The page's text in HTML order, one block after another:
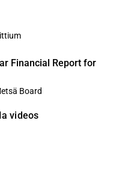
Financial Report for
Board
videos